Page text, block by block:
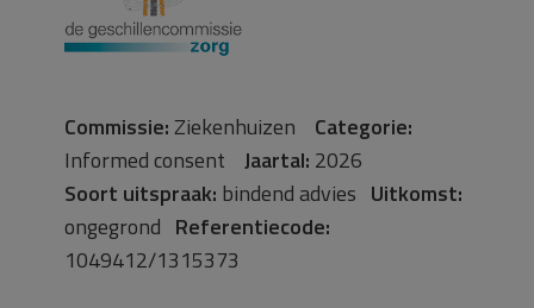
Commissie:Ziekenhuizen Categorie:
Informed consent Jaartal: 2026
Soort uitspraak: bindend advies Uitkomst:
ongegrond Referentiecode:
1049412/1315373